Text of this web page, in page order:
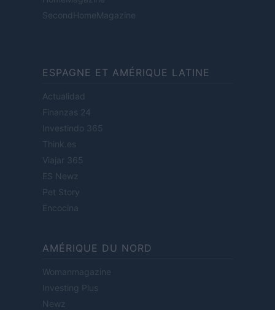
SecondHomeMagazine
ESPAGNE ET AMÉRIQUE LATINE
Actualidad
Finanzas 24
Investindo 365
Think.es
Viajar 365
ES Newz
Pet Story
Encocina
AMÉRIQUE DU NORD
Womanmagazine
Investing Plus
Newz